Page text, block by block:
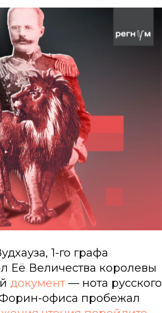
1-го графа
Её Величества королевы
документ — нота русского
Форин-офиса пробежал